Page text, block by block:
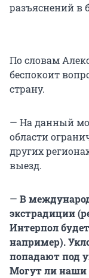
разъяснений в
По словам
беспокоит
страну.
— На данный
области
других
выезд.
— В
экстрадиции
Интерпол
например).
попадают под
Могут ли наши